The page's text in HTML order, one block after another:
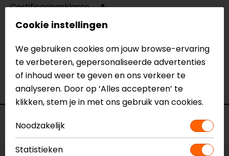
Certificeringsklasse
A
Materiaal
Textiel
Seizoen
Zomer
Ventilatie
Meshpanelen
Waterdicht
Nee
Thermovoering
Geen thermo
Voorraad
Cookie instellingen
We gebruiken cookies om jouw browse-ervaring
te verbeteren, gepersonaliseerde advertenties
of inhoud weer te geven en ons verkeer te
analyseren. Door op ‘Alles accepteren’ te
klikken, stem je in met ons gebruik van cookies.
Noodzakelijk
Statistieken